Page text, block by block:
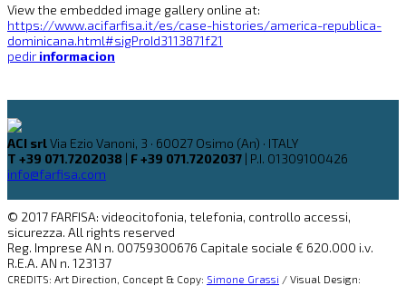
View the embedded image gallery online at:
https://www.acifarfisa.it/es/case-histories/america-republica-
dominicana.html#sigProId3113871f21
pedir informacion
ACI srlVia Ezio Vanoni, 3 · 60027 Osimo (An) · ITALY
T +39 071.7202038 | F +39 071.7202037 | P.I. 01309100426
info@farfisa.com
© 2017 FARFISA: videocitofonia, telefonia, controllo accessi,
sicurezza. All rights reserved
Reg. Imprese AN n. 00759300676 Capitale sociale € 620.000 i.v.
R.E.A. AN n. 123137
CREDITS: Art Direction, Concept & Copy: Simone Grassi / Visual Design: